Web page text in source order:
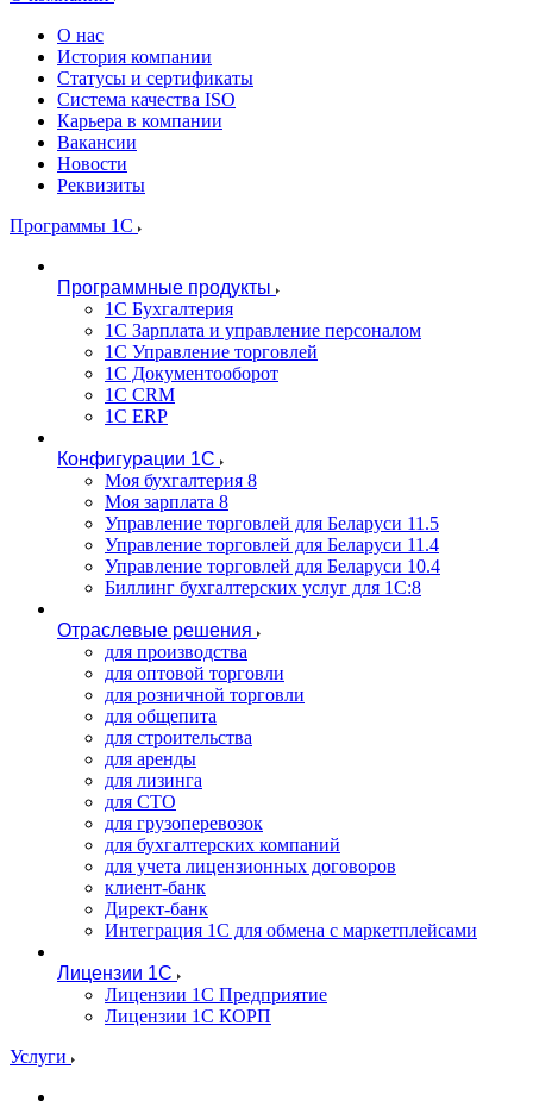
О нас
История компании
Статусы и сертификаты
Система качества ISO
Карьера в компании
Вакансии
Новости
Реквизиты
Программы 1С
Программные продукты
1С Бухгалтерия
1С Зарплата и управление персоналом
1С Управление торговлей
1С Документооборот
1С CRM
1С ERP
Конфигурации 1С
Моя бухгалтерия 8
Моя зарплата 8
Управление торговлей для Беларуси 11.5
Управление торговлей для Беларуси 11.4
Управление торговлей для Беларуси 10.4
Биллинг бухгалтерских услуг для 1С:8
Отраслевые решения
для производства
для оптовой торговли
для розничной торговли
для общепита
для строительства
для аренды
для лизинга
для СТО
для грузоперевозок
для бухгалтерских компаний
для учета лицензионных договоров
клиент-банк
Директ-банк
Интеграция 1C для обмена с маркетплейсами
Лицензии 1С
Лицензии 1С Предприятие
Лицензии 1С КОРП
Услуги